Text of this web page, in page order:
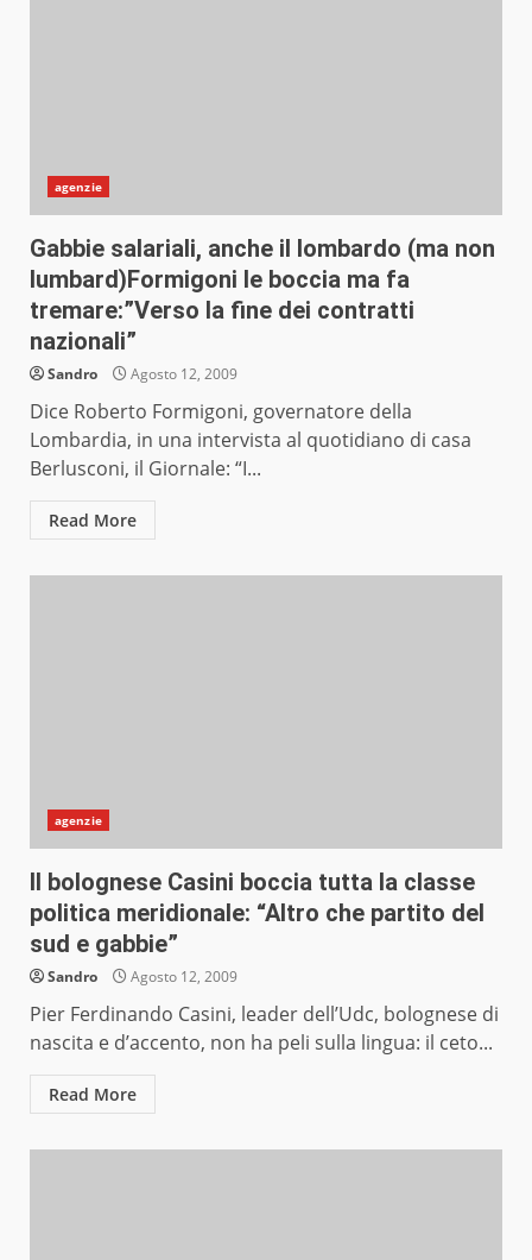
agenzie
Gabbie salariali, anche il lombardo (ma non
lumbard)Formigoni le boccia ma fa
tremare:”Verso la fine dei contratti
nazionali”
Sandro Agosto 12, 2009
Dice Roberto Formigoni, governatore della
Lombardia, in una intervista al quotidiano di casa
Berlusconi, il Giornale: “I...
Read More
agenzie
Il bolognese Casini boccia tutta la classe
politica meridionale: “Altro che partito del
sud e gabbie”
Sandro Agosto 12, 2009
Pier Ferdinando Casini, leader dell’Udc, bolognese di
nascita e d’accento, non ha peli sulla lingua: il ceto...
Read More